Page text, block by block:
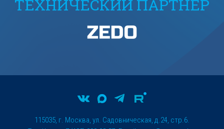
ТЕХНИЧЕСКИЙ ПАРТНЕР
115035, г. Москва, ул. Садовническая, д.24, стр.6.